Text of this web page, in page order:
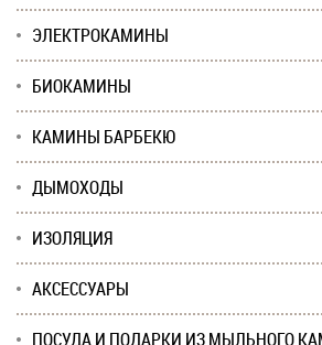
ЭЛЕКТРОКАМИНЫ
БИОКАМИНЫ
КАМИНЫ БАРБЕКЮ
ДЫМОХОДЫ
ИЗОЛЯЦИЯ
АКСЕССУАРЫ
ПОСУДА И ПОДАРКИ ИЗ МЫЛЬНОГО